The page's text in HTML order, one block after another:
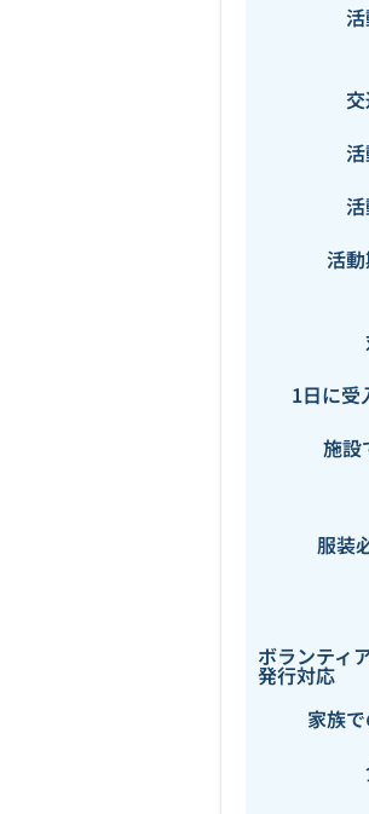
活
1日に受
施設
服装
ボランティ
発行対応
家族